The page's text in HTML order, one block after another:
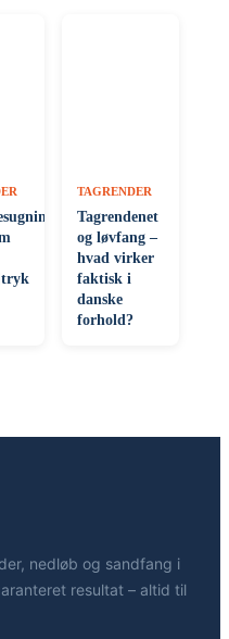
TAGRENDER
Tagrendenet
og løvfang –
hvad virker
faktisk i
danske
forhold?
nedløb og sandfang i
resultat – altid til